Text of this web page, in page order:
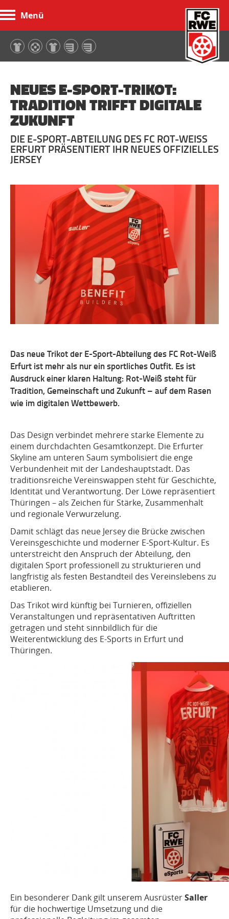
Menü
NEUES E-SPORT-TRIKOT:
TRADITION TRIFFT DIGITALE
ZUKUNFT
DIE E-SPORT-ABTEILUNG DES FC ROT-WEISS E
RFURT PRÄSENTIERT IHR NEUES OFFIZIELLES J
ERSEY
Das neue Trikot der E-Sport-Abteilung des FC Rot-Weiß
Erfurt ist mehr als nur ein sportliches Outfit. Es ist
Ausdruck einer klaren Haltung: Rot-Weiß steht für
Tradition, Gemeinschaft und Zukunft – auf dem Rasen
wie im digitalen Wettbewerb.
Das Design verbindet mehrere starke Elemente zu
einem durchdachten Gesamtkonzept. Die Erfurter
Skyline am unteren Saum symbolisiert die enge
Verbundenheit mit der Landeshauptstadt. Das
traditionsreiche Vereinswappen steht für Geschichte,
Identität und Verantwortung. Der Löwe repräsentiert
Thüringen – als Zeichen für Stärke, Zusammenhalt
und regionale Verwurzelung.
Damit schlägt das neue Jersey die Brücke zwischen
Vereinsgeschichte und moderner E-Sport-Kultur. Es
unterstreicht den Anspruch der Abteilung, den
digitalen Sport professionell zu strukturieren und
langfristig als festen Bestandteil des Vereinslebens zu
etablieren.
Das Trikot wird künftig bei Turnieren, offiziellen
Veranstaltungen und repräsentativen Auftritten
getragen und steht sinnbildlich für die
Weiterentwicklung des E-Sports in Erfurt und
Thüringen.
Ein besonderer Dank gilt unserem AusrüsterSaller
für die hochwertige Umsetzung und die